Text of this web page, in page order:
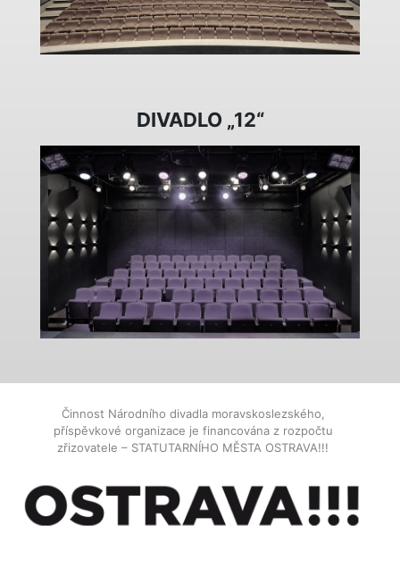
DIVADLO „12“
Činnost Národního divadla moravskoslezského,
příspěvkové organizace je financována z rozpočtu
zřizovatele – STATUTARNÍHO MĚSTA OSTRAVA!!!